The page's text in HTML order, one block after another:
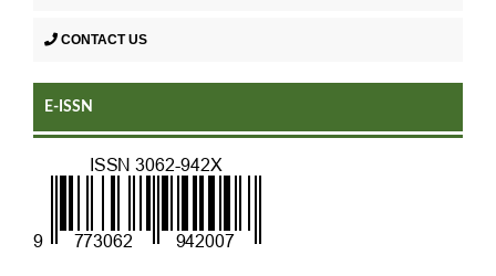
CONTACT US
E-ISSN